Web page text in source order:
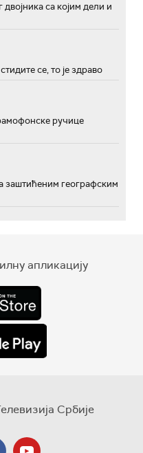
са којим дели и
се, то је здраво
ручице
заштићеним географским
апликацију
Србије